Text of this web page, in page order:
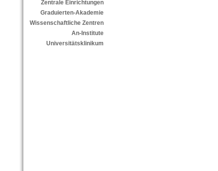
Zentrale Einrichtungen
Graduierten-Akademie
Wissenschaftliche Zentren
An-Institute
Universitätsklinikum